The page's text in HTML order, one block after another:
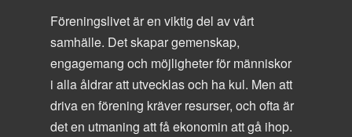
Föreningslivet är en viktig del av vårt
samhälle. Det skapar gemenskap,
engagemang och möjligheter för människor
i alla åldrar att utvecklas och ha kul. Men att
driva en förening kräver resurser, och ofta är
det en utmaning att få ekonomin att gå ihop.